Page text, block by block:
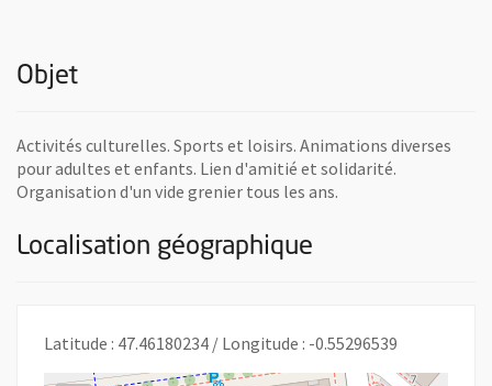
Objet
Activités culturelles. Sports et loisirs. Animations diverses
pour adultes et enfants. Lien d'amitié et solidarité.
Organisation d'un vide grenier tous les ans.
Localisation géographique
Latitude : 47.46180234 / Longitude : -0.55296539